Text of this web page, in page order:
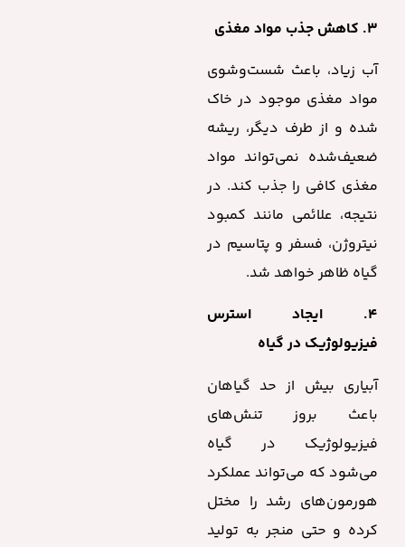
۳. کاهش جذب مواد مغذی
آب زیاد، باعث شست‌وشوی
مواد مغذی موجود در خاک
شده و از طرف دیگر، ریشه
ضعیف‌شده نمی‌تواند مواد
مغذی کافی را جذب کند. در
نتیجه، علائمی مانند کمبود
نیتروژن، فسفر و پتاسیم در
گیاه ظاهر خواهد شد.
۴. ایجاد استرس
فیزیولوژیک در گیاه
آبیاری بیش از حد گیاهان
باعث بروز تنش‌های
فیزیولوژیک در گیاه
می‌شود که می‌تواند عملکرد
هورمون‌های رشد را مختل
کرده و حتی منجر به تولید